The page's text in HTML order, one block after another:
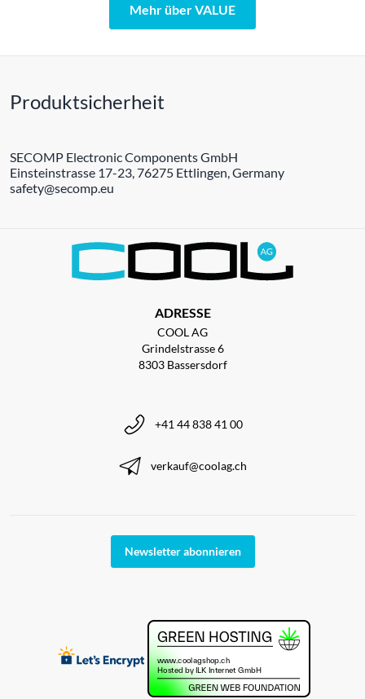
Mehr über VALUE
Produktsicherheit
SECOMP Electronic Components GmbH
Einsteinstrasse 17-23, 76275 Ettlingen, Germany
safety@secomp.eu
ADRESSE
COOL AG
Grindelstrasse 6
8303 Bassersdorf
+41 44 838 41 00
verkauf@coolag.ch
Newsletter abonnieren